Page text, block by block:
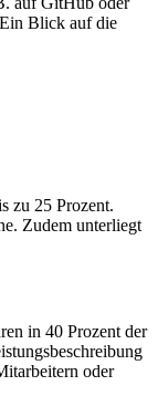
Blick auf die
zu 25 Prozent.
Zudem unterliegt
in 40 Prozent der
oder